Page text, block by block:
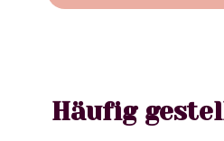
Häufig